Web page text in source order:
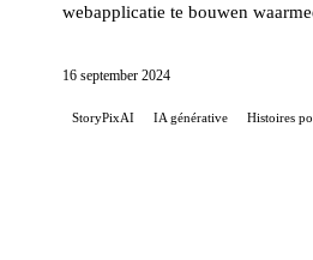
webapplicatie te bouwen
die door generatieve AI-
16 september 2024
StoryPixAI IA générative Histoires